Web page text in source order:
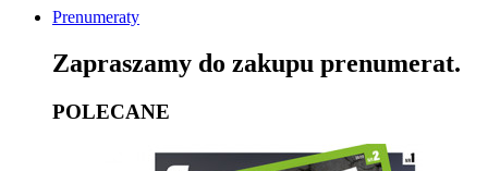
Prenumeraty
Zapraszamy do zakupu prenumerat.
POLECANE